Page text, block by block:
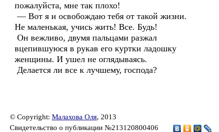
пожалуйста, мне так плохо!
— Вот я и освобождаю тебя от такой жизни.
Не маленькая, учись жить! Все. Будь!
Он вежливо, двумя пальцами разжал
вцепившуюся в рукав его куртки ладошку
женщины. И ушел не оглядываясь.
Делается ли все к лучшему, господа?
© Copyright: Малахова Оля, 2013
Свидетельство о публикации №213120800406